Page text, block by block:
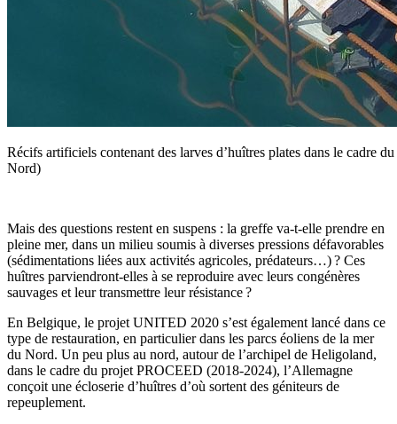
Récifs artificiels contenant des larves d’huîtres plates dans le cadre
Nord)
Mais des questions restent en suspens : la greffe va-t-elle prendre en
pleine mer, dans un milieu soumis à diverses pressions défavorables
(sédimentations liées aux activités agricoles, prédateurs…) ? Ces
huîtres parviendront-elles à se reproduire avec leurs congénères
sauvages et leur transmettre leur résistance ?
En Belgique, le projet UNITED 2020 s’est également lancé dans ce
type de restauration, en particulier dans les parcs éoliens de la mer
du Nord. Un peu plus au nord, autour de l’archipel de Heligoland,
dans le cadre du projet PROCEED (2018-2024), l’Allemagne
conçoit une écloserie d’huîtres d’où sortent des géniteurs de
repeuplement.